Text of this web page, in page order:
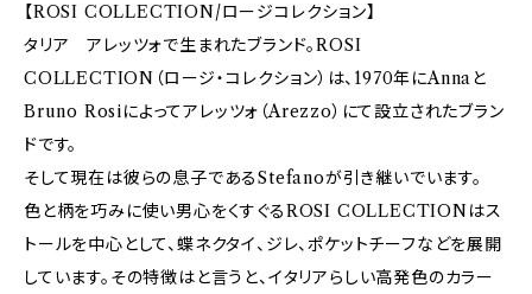
【ROSI COLLECTION/ロージコレクション】
タリア アレッツォで生まれたブランド。ROSI
COLLECTION（ロージ・コレクション）は、1970年にAnnaと
Bruno Rosiによってアレッツォ（Arezzo）にて設立されたブラン
ドです。
そして現在は彼らの息子であるStefanoが引き継いでいます。
色と柄を巧みに使い男心をくすぐるROSI COLLECTIONはス
トールを中心として、蝶ネクタイ、ジレ、ポケットチーフなどを展開
しています。その特徴はと言うと、イタリアらしい高発色のカラー